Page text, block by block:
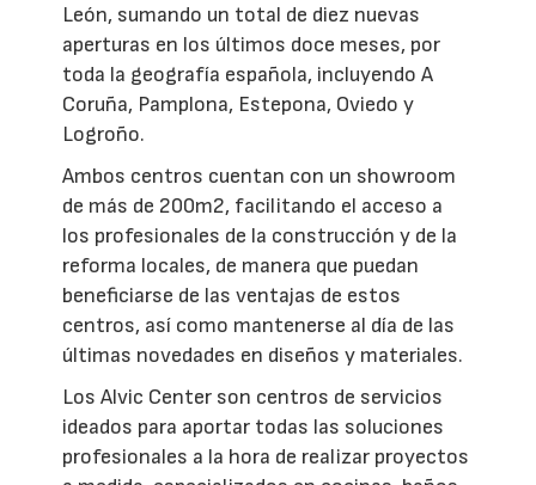
León, sumando un total de diez nuevas
aperturas en los últimos doce meses, por
toda la geografía española, incluyendo A
Coruña, Pamplona, Estepona, Oviedo y
Logroño.
Ambos centros cuentan con un showroom
de más de 200m2, facilitando el acceso a
los profesionales de la construcción y de la
reforma locales, de manera que puedan
beneficiarse de las ventajas de estos
centros, así como mantenerse al día de las
últimas novedades en diseños y materiales.
Los Alvic Center son centros de servicios
ideados para aportar todas las soluciones
profesionales a la hora de realizar proyectos